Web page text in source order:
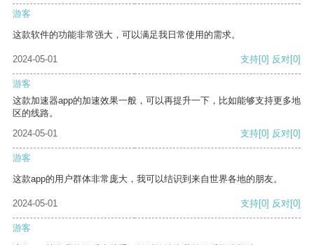
游客
这款软件的功能非常强大，可以满足我日常使用的需求。
2024-05-01 支持[0] 反对[0]
游客
这款加速器app的加速效果一般，可以再提升一下，比如能够支持更多地
区的线路。
2024-05-01
支持[0] 反对[0]
游客
这款app的用户群体非常庞大，我可以结识到来自世界各地的朋友。
2024-05-01 支持[0] 反对[0]
游客